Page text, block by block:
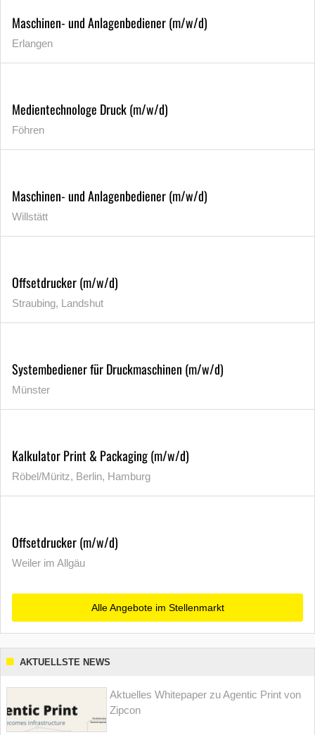
Maschinen- und Anlagenbediener (m/w/d)
Erlangen
Medientechnologe Druck (m/w/d)
Föhren
Maschinen- und Anlagenbediener (m/w/d)
Willstätt
Offsetdrucker (m/w/d)
Straubing, Landshut
Systembediener für Druckmaschinen (m/w/d)
Münster
Kalkulator Print & Packaging (m/w/d)
Röbel/Müritz, Berlin, Hamburg
Offsetdrucker (m/w/d)
Weiler im Allgäu
Alle Angebote im Stellenmarkt
AKTUELLSTE NEWS
Aktuelles Whitepaper zu Agentic Print von
Zipcon